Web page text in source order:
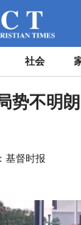
社会
势不明
基督时报